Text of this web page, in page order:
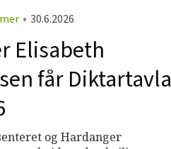
• 30.6.2026
Elisabeth
får Diktartavla
og Hardanger